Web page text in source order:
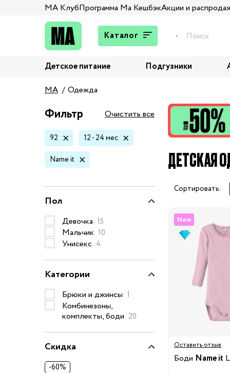
МА КлубПрограмма Ма КешбэкАкции и
Каталог
Одежда
Верхняя одежда
Жакеты и пиджаки
Кардиганы и пуловеры
Колготы и носки
Комбинезоны,
комплекты, боди
Костюмы
Купальники и плавки
Нижнее белье
Очки солнцезащитные
Пеленки
Пижамы и халаты
Платья и юбки
Полотенца и накидки
Регланы, поло и рубашки
Рюкзаки и сумки
Детское питание Подгузники
MA
Одежда
Фильтр Очистить все
92 12 - 24 мес
Name it
Пол
Девочка 15
Мальчик 10
Унисекс 4
Категории
Брюки и джинсы 1
Комбинезоны,
комплекты, боди 20
Скидка
-60%
ДЕТСКАЯ
Сортировать:
New
Оставить отзыв
Боди Name it